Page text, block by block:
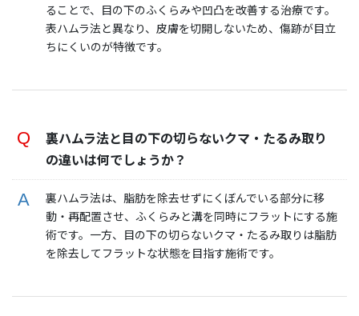
ることで、目の下のふくらみや凹凸を改善する治療です。
表ハムラ法と異なり、皮膚を切開しないため、傷跡が目立
ちにくいのが特徴です。
裏ハムラ法と目の下の切らないクマ・たるみ取り
の違いは何でしょうか？
裏ハムラ法は、脂肪を除去せずにくぼんでいる部分に移
動・再配置させ、ふくらみと溝を同時にフラットにする施
術です。一方、目の下の切らないクマ・たるみ取りは脂肪
を除去してフラットな状態を目指す施術です。